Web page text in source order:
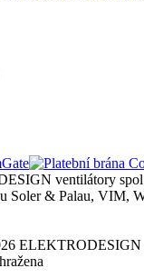
ventilátory
Soler & Palau, VIM,
ELEKTRODESIGN